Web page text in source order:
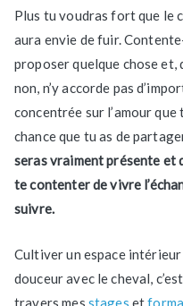
Plus tu voudras fort que le
aura envie de fuir.
proposer quelque chose et,
non, n’y accorde pas
concentrée sur l’amour
chance que tu as de
seras vraiment présente et
te contenter de vivre
suivre.
Cultiver un espace
douceur avec le cheval,
travers mes stages et